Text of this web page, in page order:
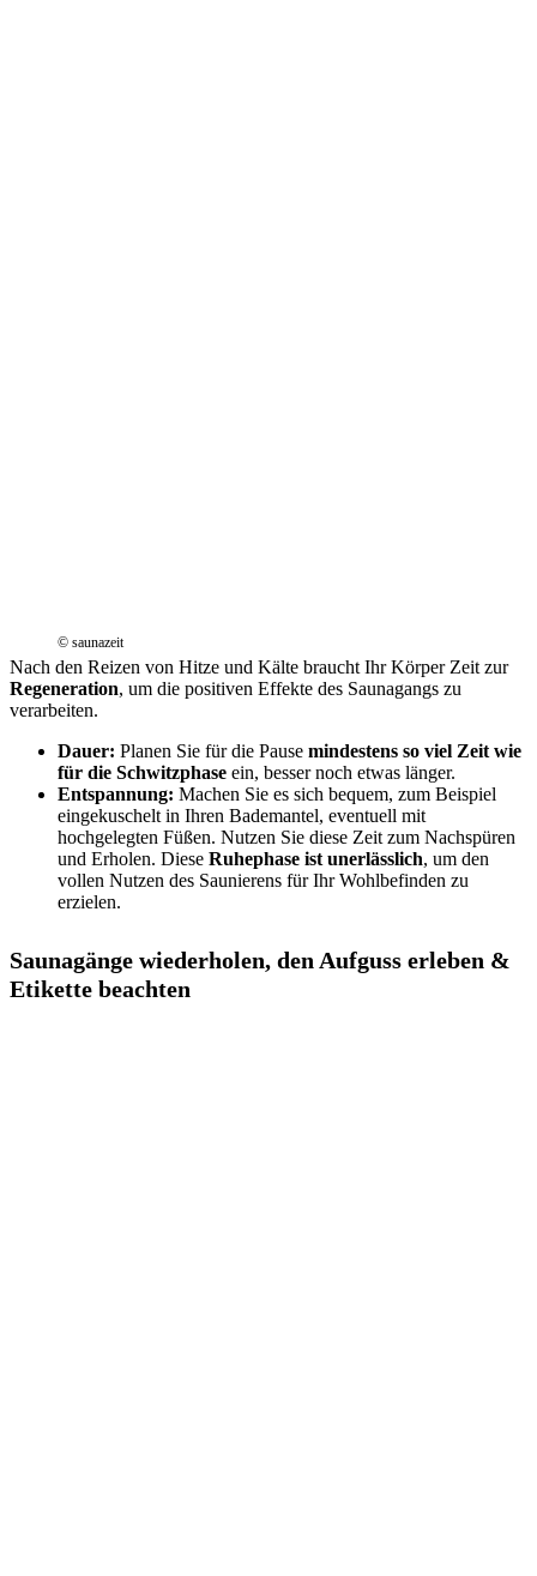
© saunazeit
Nach den Reizen von Hitze und Kälte braucht Ihr Körper Zeit zur
Regeneration, um die positiven Effekte des Saunagangs zu
verarbeiten.
Dauer: Planen Sie für die Pause mindestens so viel Zeit wie
für die Schwitzphase ein, besser noch etwas länger.
Entspannung: Machen Sie es sich bequem, zum Beispiel
eingekuschelt in Ihren Bademantel, eventuell mit
hochgelegten Füßen. Nutzen Sie diese Zeit zum Nachspüren
und Erholen. Diese Ruhephase ist unerlässlich, um den
vollen Nutzen des Saunierens für Ihr Wohlbefinden zu
erzielen.
Saunagänge wiederholen, den Aufguss erleben &
Etikette beachten